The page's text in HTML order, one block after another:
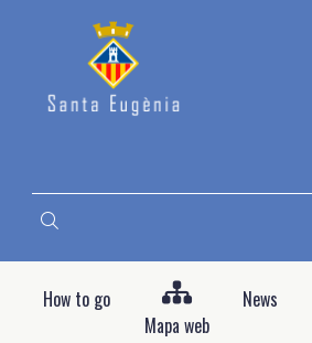
How to go
Mapa web
News